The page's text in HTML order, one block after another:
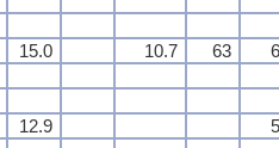
15.0 10.7 63
12.9